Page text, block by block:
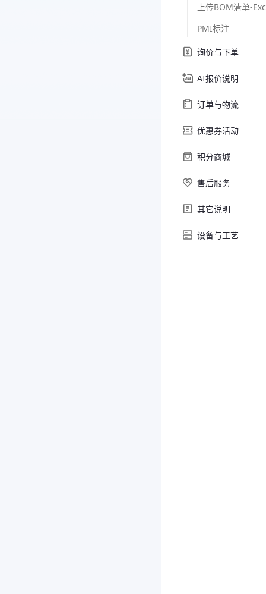
上传BOM清单-
PMI标注
询价与下单
AI报价说明
订单与物流
优惠券活动
积分商城
售后服务
其它说明
设备与工艺